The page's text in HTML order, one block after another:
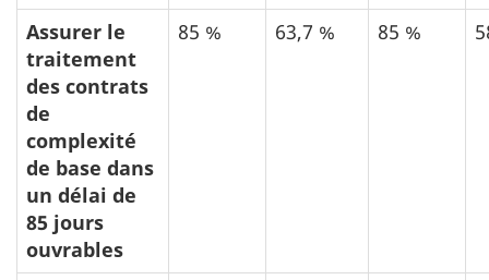
Assurer le
traitement
des contrats
de
complexité
de base dans
un délai de
85 jours
ouvrables
85 % 63,7 % 85 %